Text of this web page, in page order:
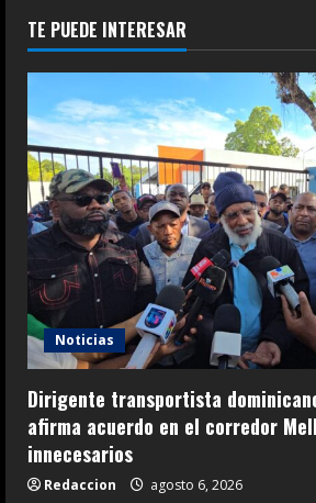
TE PUEDE INTERESAR
Noticias
Dirigente transportista
afirma acuerdo en el corredor
innecesarios
Redaccion agosto 6, 2026